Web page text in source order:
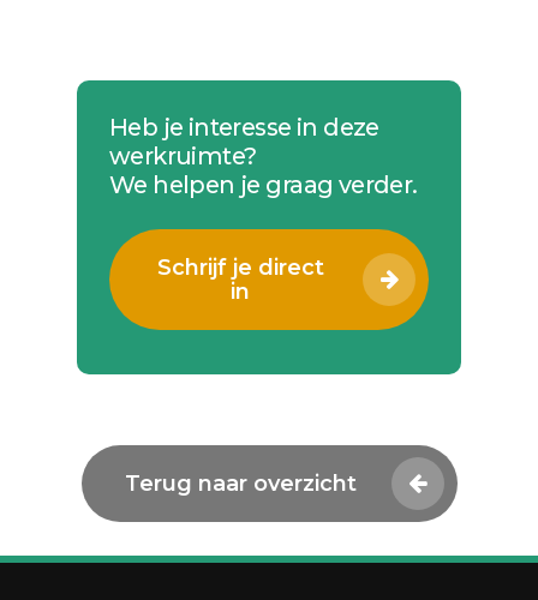
Heb je interesse in deze
werkruimte?
We helpen je graag verder.
Schrijf je direct
in
Terug naar overzicht